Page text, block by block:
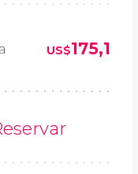
US$175,1